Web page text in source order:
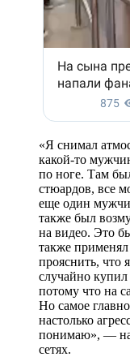
«Я снимал
какой-то
по ноге. Там
стюардов, все
еще один
также был
на видео. Это
также
прояcнить, что
cлучайно купил
потому что на
Но самое
настолько
понимаю», —
сетях.